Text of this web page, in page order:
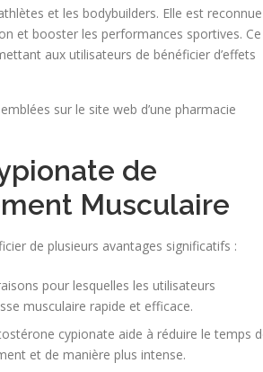
et les bodybuilders. Elle est reconnue
et booster les performances sportives. Ce
aux utilisateurs de bénéficier d’effets
sur le site web d’une pharmacie
de
Musculaire
de plusieurs avantages significatifs :
pour lesquelles les utilisateurs
musculaire rapide et efficace.
cypionate aide à réduire le temps
et de manière plus intense.